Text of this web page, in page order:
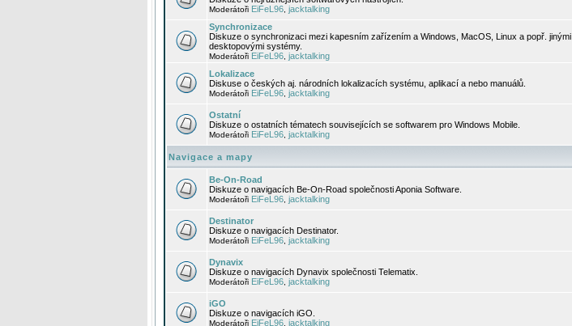
Moderátoři EiFeL96 jacktalking
Synchronizace
Diskuze o synchronizaci mezi kapesním zařízením a Windows, MacOS, Linux a popř. jinými
desktopovými systémy.
Moderátoři EiFeL96 jacktalking
Lokalizace
Diskuse o českých aj. národních lokalizacích systému, aplikací a nebo manuálů.
Moderátoři EiFeL96 jacktalking
Ostatní
Diskuze o ostatních tématech souvisejících se softwarem pro Windows Mobile.
Moderátoři EiFeL96 jacktalking
Navigace a mapy
Be-On-Road
Diskuze o navigacích Be-On-Road společnosti Aponia Software.
Moderátoři EiFeL96 jacktalking
Destinator
Diskuze o navigacích Destinator.
Moderátoři EiFeL96 jacktalking
Dynavix
Diskuze o navigacích Dynavix společnosti Telematix.
Moderátoři EiFeL96 jacktalking
iGO
Diskuze o navigacích iGO.
Moderátoři EiFeL96 jacktalking